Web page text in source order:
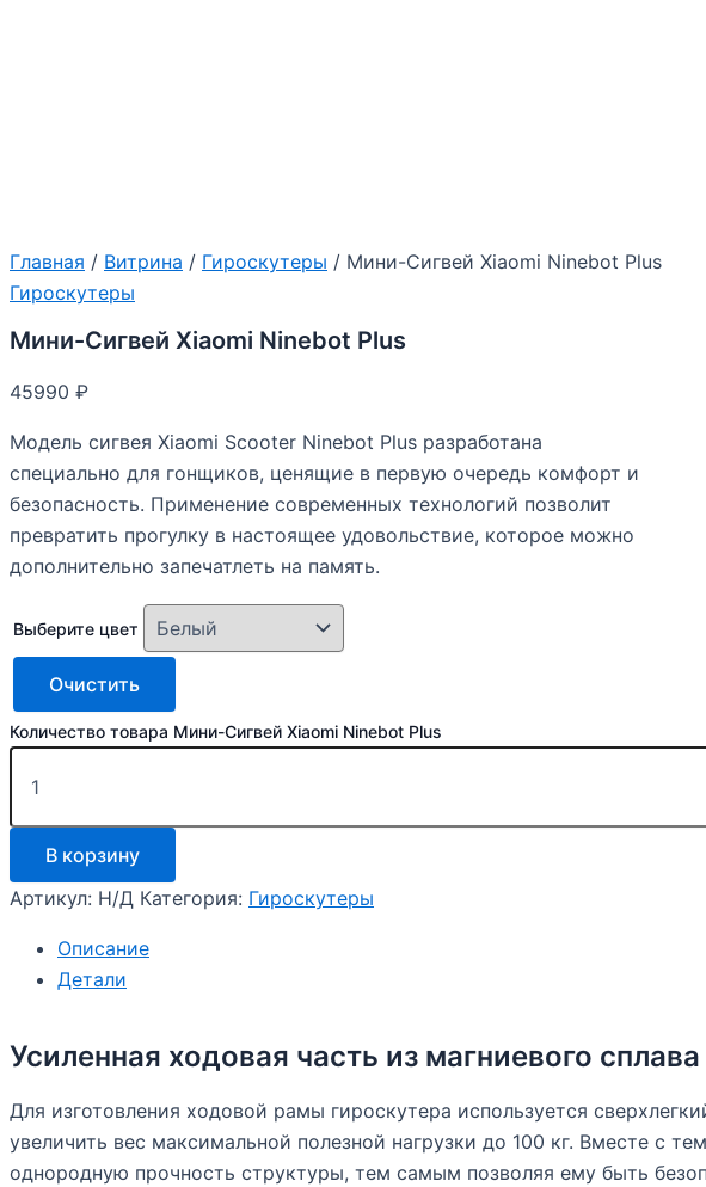
Главная / Витрина / Гироскутеры / Мини-Сигвей Xiaomi Ninebot Plus
Гироскутеры
Мини-Сигвей Xiaomi Ninebot Plus
45990 ₽
Модель сигвея Xiaomi Scooter Ninebot Plus разработана
специально для гонщиков, ценящие в первую очередь комфорт и
безопасность. Применение современных технологий позволит
превратить прогулку в настоящее удовольствие, которое можно
дополнительно запечатлеть на память.
Выберите цвет
Очистить
Количество товара Мини-Сигвей Xiaomi Ninebot Plus
В корзину
Артикул: Н/Д Категория: Гироскутеры
Описание
Детали
Усиленная ходовая часть из магниевого сплава
Для изготовления ходовой рамы гироскутера используется
увеличить вес максимальной полезной нагрузки до 100 кг. Вместе с
однородную прочность структуры, тем самым позволяя ему быть